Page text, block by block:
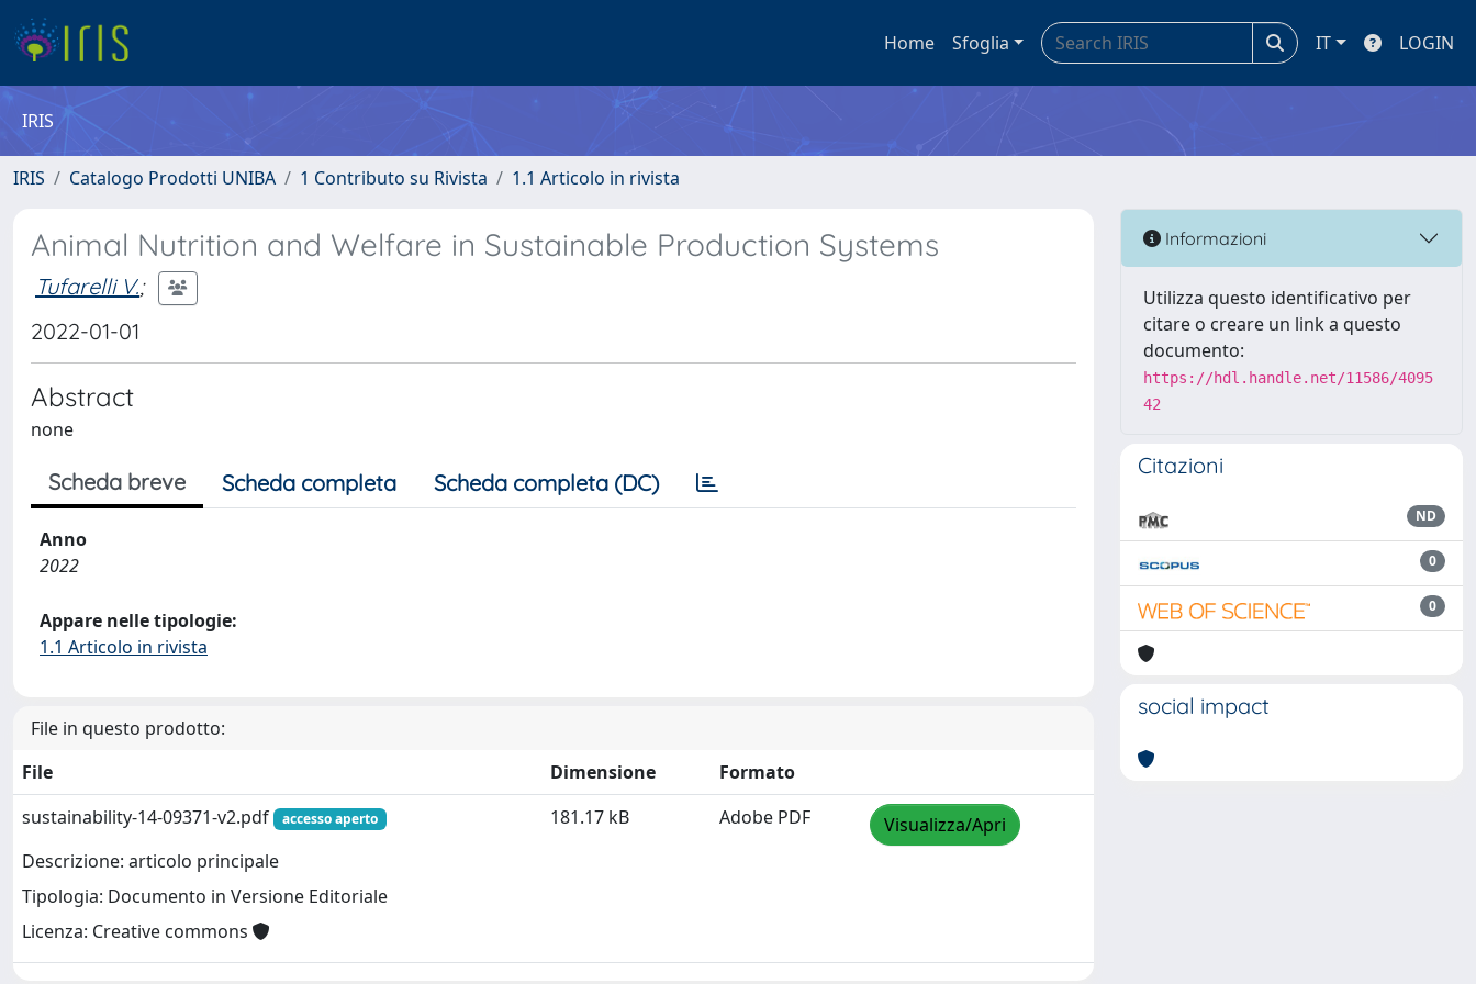
Home Sfoglia IT LOGIN
IRIS
IRIS Catalogo Prodotti UNIBA 1 Contributo su Rivista 1.1 Articolo in rivista
Animal Nutrition and Welfare in Sustainable Production Systems
Tufarelli V.;
2022-01-01
Abstract
none
Scheda breve Scheda completa Scheda completa (DC)
Anno
2022
Appare nelle tipologie:
1.1 Articolo in rivista
File in questo prodotto:
File
Dimensione
Formato
sustainability-14-09371-v2.pdf
accesso aperto
Descrizione: articolo principale
Tipologia: Documento in Versione Editoriale
Licenza: Creative commons
181.17 kB Adobe PDF Visualizza/Apri
Informazioni
Utilizza questo identificativo per
citare o creare un link a questo
documento:
https://hdl.handle.net/11586/4095
42
Citazioni
ND
0
0
social impact